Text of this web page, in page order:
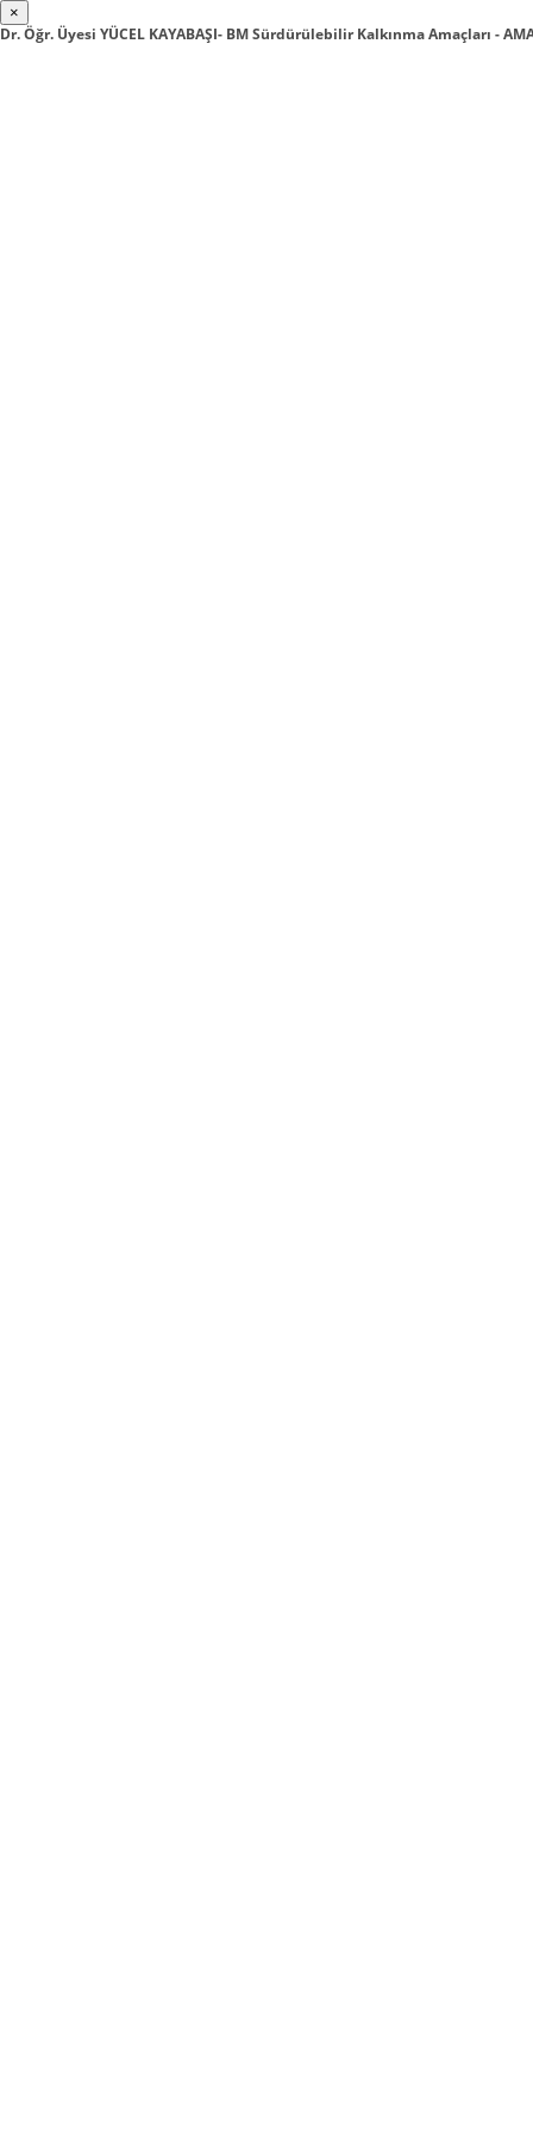
×
Dr. Öğr. Üyesi YÜCEL KAYABAŞI- BM Sürdürülebilir Kalkınma Amaçları -